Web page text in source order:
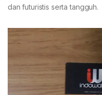
dan futuristis serta tangguh.